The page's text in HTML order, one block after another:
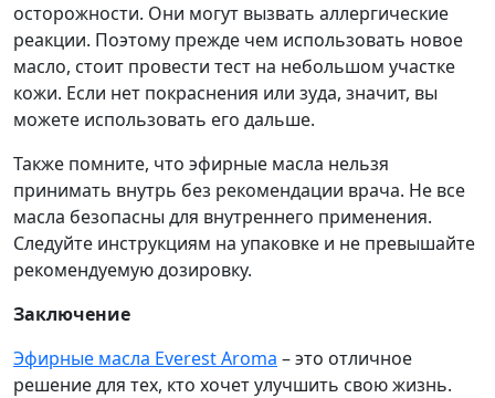
осторожности. Они могут вызвать аллергические
реакции. Поэтому прежде чем использовать новое
масло, стоит провести тест на небольшом участке
кожи. Если нет покраснения или зуда, значит, вы
можете использовать его дальше.
Также помните, что эфирные масла нельзя
принимать внутрь без рекомендации врача. Не все
масла безопасны для внутреннего применения.
Следуйте инструкциям на упаковке и не превышайте
рекомендуемую дозировку.
Заключение
Эфирные масла Everest Aroma – это отличное
решение для тех, кто хочет улучшить свою жизнь.